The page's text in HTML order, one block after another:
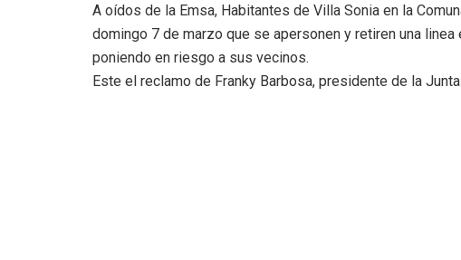
A oídos de la Emsa, Habitantes de Villa Sonia en la
domingo 7 de marzo que se apersonen y retiren una
poniendo en riesgo a sus vecinos.
Este el reclamo de Franky Barbosa, presidente de la Junta.